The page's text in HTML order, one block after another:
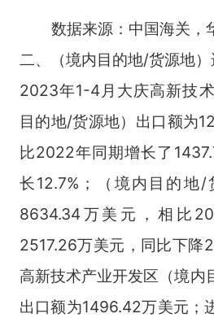
数据来源：中国海关，
二、（境内目的地/货源地
2023年1-4月大庆高新技
目的地/货源地）出口额为
比2022年同期增长了
长12.7%；（境内目的地
8634.34万美元，相比
2517.26万美元，同比下降
高新技术产业开发区（境内
出口额为1496.42万美元；